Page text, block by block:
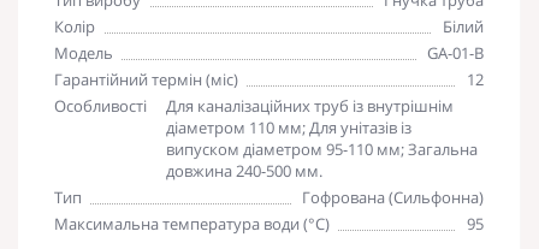
Колір
Білий
Модель
GA-01-B
Гарантійний термін (міс)
12
Особливості
Для каналізаційних труб із внутрішнім
діаметром 110 мм; Для унітазів із
випуском діаметром 95-110 мм; Загальна
довжина 240-500 мм.
Тип
Гофрована (Сильфонна)
Максимальна температура води (°C)
95